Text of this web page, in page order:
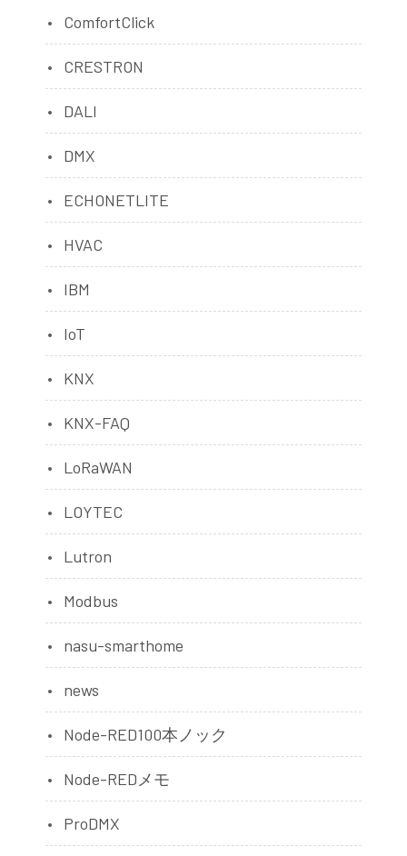
ComfortClick
CRESTRON
DALI
DMX
ECHONETLITE
HVAC
IBM
IoT
KNX
KNX-FAQ
LoRaWAN
LOYTEC
Lutron
Modbus
nasu-smarthome
news
Node-RED100本ノック
Node-REDメモ
ProDMX